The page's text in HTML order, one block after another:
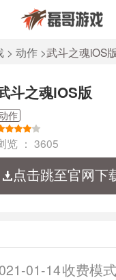
> 动作 >武斗之魂iOS版
斗之魂iOS版
作
览 ： 3605
点击跳至官网下
01-14收费模式